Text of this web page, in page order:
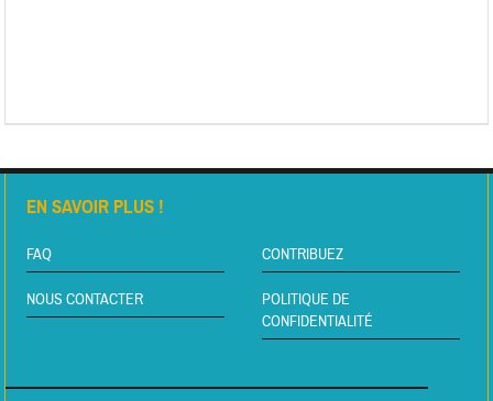
EN SAVOIR PLUS !
FAQ CONTRIBUEZ
NOUS CONTACTER
POLITIQUE DE
CONFIDENTIALITÉ